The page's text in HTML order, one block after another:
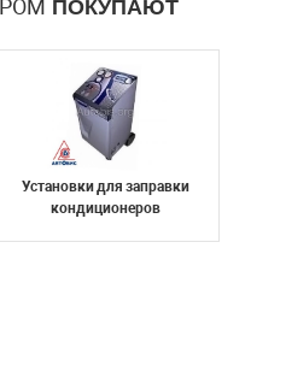
ПОКУПАЮТ
Установки для заправки
кондиционеров
обработки